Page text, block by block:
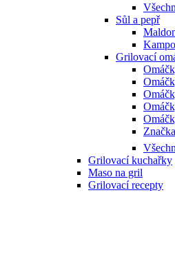
Sůl a pepř
Grilovací
Grilovací kuchařky
Maso na gril
Grilovací recepty